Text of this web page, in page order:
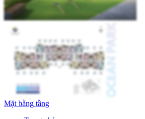
Mặt bằng tầng